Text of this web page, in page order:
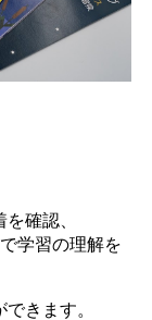
確認、
学習の理解を
きます。